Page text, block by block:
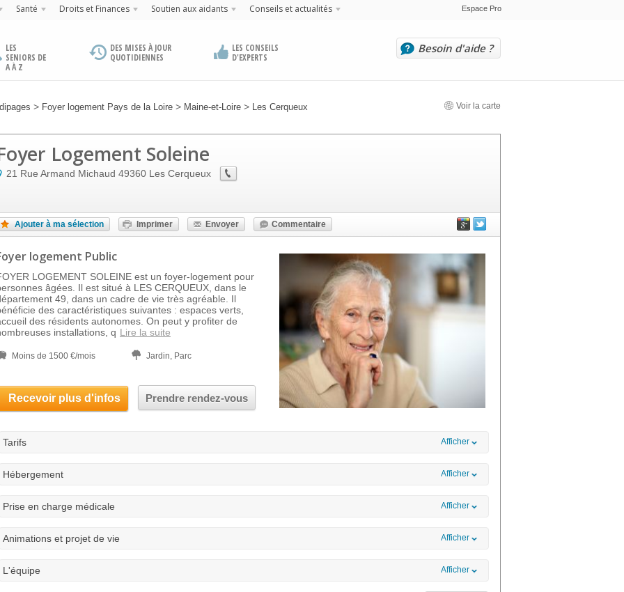
Santé Droits et Finances Soutien aux aidants Conseils et actualités Espace Pro
LES
SENIORS DE
A À Z
DES MISES À JOUR
QUOTIDIENNES
LES CONSEILS
D'EXPERTS
Besoin d'aide ?
> Foyer logement Pays de la Loire > Maine-et-Loire > Les Cerqueux Voir la carte
Logement Soleine
21 Rue Armand Michaud 49360 Les Cerqueux
Ajouter à ma sélection Imprimer Envoyer Commentaire
logement Public
LOGEMENT SOLEINE est un foyer-logement pour
âgées. Il est situé à LES CERQUEUX, dans le
49, dans un cadre de vie très agréable. Il
des caractéristiques suivantes : espaces verts,
des résidents autonomes. On peut y profiter de
installations, q Lire la suite
Moins de 1500 €/mois Jardin, Parc
Recevoir plus d'infos Prendre rendez-vous
Tarifs Afficher
Hébergement Afficher
Prise en charge médicale Afficher
Animations et projet de vie Afficher
L'équipe Afficher